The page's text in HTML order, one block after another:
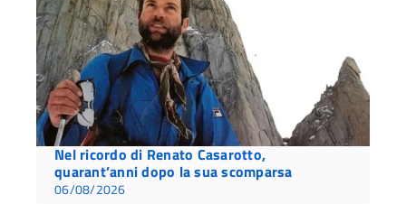
Nel ricordo di Renato Casarotto,
quarant’anni dopo la sua scomparsa
06/08/2026